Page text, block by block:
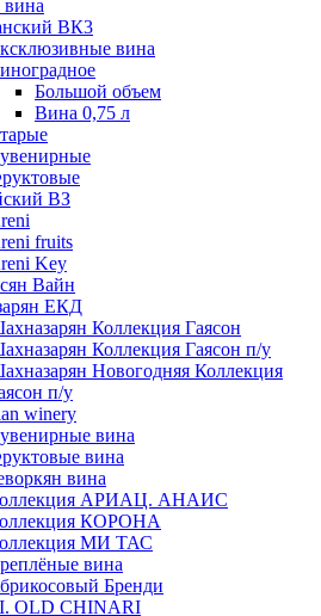
ВК3
вина
Большой объем
Вина 0,75 л
ВЗ
fruits
Key
Вайн
ЕКД
Коллекция Гаясон
Коллекция Гаясон п/у
Новогодняя Коллекция
п/у
winery
вина
вина
вина
АРИАЦ. АНАИС
КОРОНА
МИ ТАС
вина
Бренди
OLD CHINARI